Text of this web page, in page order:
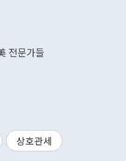
관세 설득할 정상 없어 위험...조선 등 기술협력 파트너 돼야" 美 전문가들
상호관세